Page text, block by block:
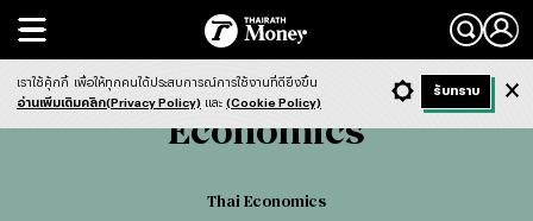
Search
Economics Thai Economics
Economics
Thai Economics
- ก + ก Dark ฟังข่าว
เราใช้คุ้กกี้ เพื่อให้ทุกคนได้ประสบการณ์การใช้งานที่ดียิ่งขึ้น
อ่านเพิ่มเติมคลิก(Privacy Policy) และ (Cookie Policy)
รับทราบ